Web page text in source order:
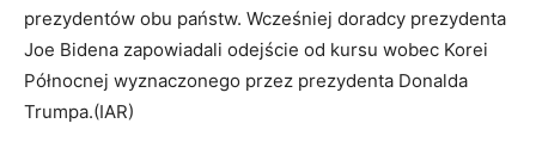
prezydentów obu państw. Wcześniej doradcy prezydenta
Joe Bidena zapowiadali odejście od kursu wobec Korei
Północnej wyznaczonego przez prezydenta Donalda
Trumpa.(IAR)